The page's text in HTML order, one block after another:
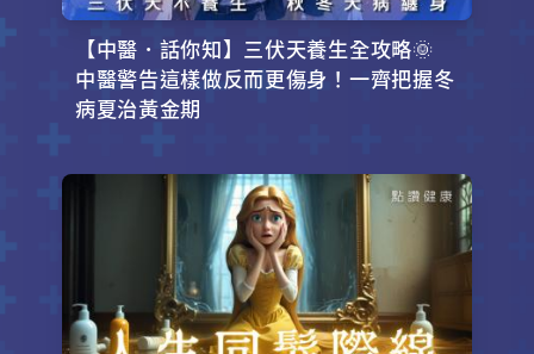
【中醫．話你知】三伏天養生全攻略🌞
中醫警告這樣做反而更傷身！一齊把握冬
病夏治黃金期